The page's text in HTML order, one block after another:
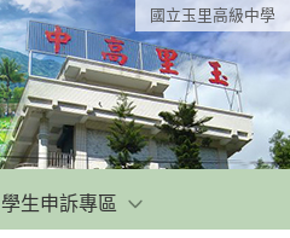
國立玉里高級中學
學生申訴專區